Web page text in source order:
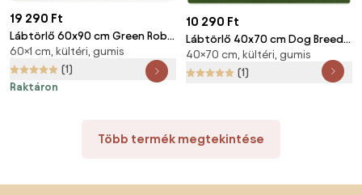
19 290 Ft
Lábtörlő 60x90 cm Green Robin
– Artsy Doormats
60×1 cm, kültéri, gumis
(1)
Raktáron
10 290 Ft
Lábtörlő 40x70 cm Dog Breeds
– Artsy Doormats
40×70 cm, kültéri, gumis
(1)
Több termék megtekintése